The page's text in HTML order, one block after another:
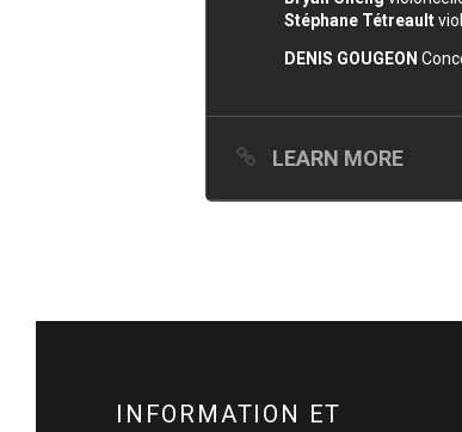
Stéphane Tétreault
DENIS GOUGEON
LEARN MORE
INFORMATION ET